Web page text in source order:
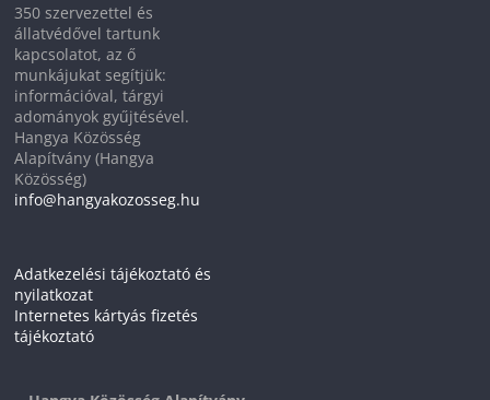
350 szervezettel és
állatvédővel tartunk
kapcsolatot, az ő
munkájukat segítjük:
információval, tárgyi
adományok gyűjtésével.
Hangya Közösség
Alapítvány (Hangya
Közösség)
info@hangyakozosseg.hu
Adatkezelési tájékoztató és
nyilatkozat
Internetes kártyás fizetés
tájékoztató